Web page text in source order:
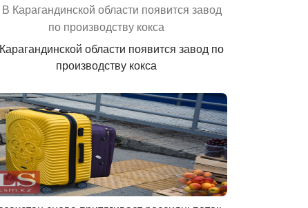
области появится завод по
производству кокса